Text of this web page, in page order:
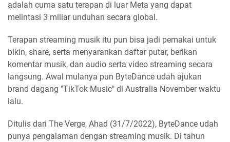
adalah cuma satu terapan di luar Meta yang dapat
melintasi 3 miliar unduhan secara global.
Terapan streaming musik itu pun bisa jadi pemakai untuk
bikin, share, serta menyarankan daftar putar, berikan
komentar musik, dan audio serta video streaming secara
langsung. Awal mulanya pun ByteDance udah ajukan
brand dagang "TikTok Music" di Australia November waktu
lalu.
Ditulis dari The Verge, Ahad (31/7/2022), ByteDance udah
punya pengalaman dengan streaming musik. Di tahun